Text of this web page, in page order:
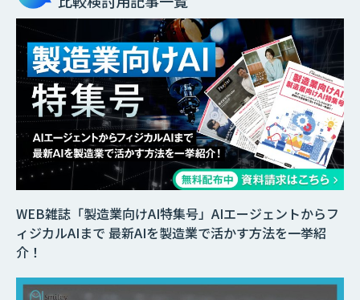
WEB雑誌「製造業向けAI特集号」AIエージェントからフ
ィジカルAIまで 最新AIを製造業で活かす方法を一挙紹
介！